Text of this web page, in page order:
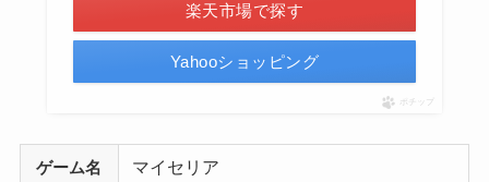
楽天市場で探す
Yahooショッピング
ポチップ
ゲーム名 マイセリア